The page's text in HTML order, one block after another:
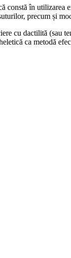
în utilizarea
precum și
cu dactilită (sau
ca metodă